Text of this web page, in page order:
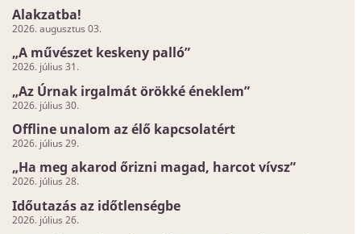
Alakzatba!
2026. augusztus 03.
„A művészet keskeny palló”
2026. július 31.
„Az Úrnak irgalmát örökké éneklem”
2026. július 30.
Offline unalom az élő kapcsolatért
2026. július 29.
„Ha meg akarod őrizni magad, harcot vívsz”
2026. július 28.
Időutazás az időtlenségbe
2026. július 26.